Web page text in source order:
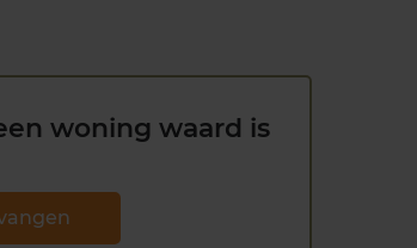
woning waard is